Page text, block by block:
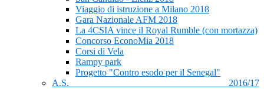
Viaggio di istruzione a Milano 2018
Gara Nazionale AFM 2018
La 4CSIA vince il Royal Rumble (con mortazza)
Concorso EconoMia 2018
Corsi di Vela
Rampy park
Progetto "Contro esodo per il Senegal"
A.S. 2016/17